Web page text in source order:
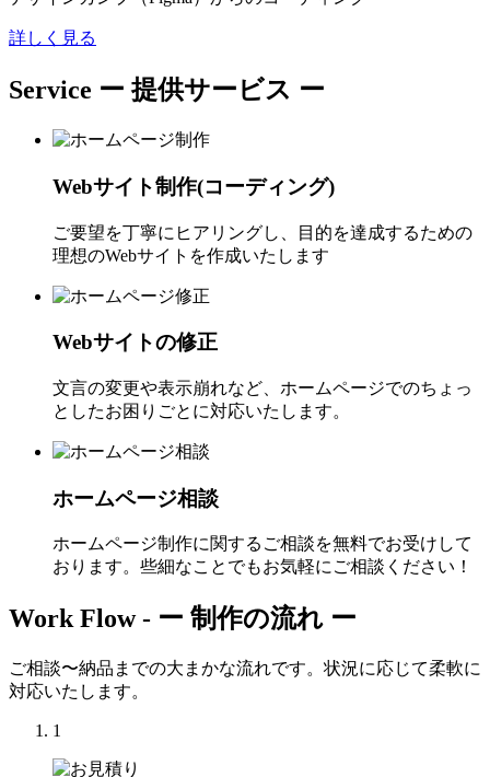
詳しく見る
Service ー 提供サービス ー
Webサイト制作(コーディング)
ご要望を丁寧にヒアリングし、目的を達成するための
理想のWebサイトを作成いたします
Webサイトの修正
文言の変更や表示崩れなど、ホームページでのちょっ
としたお困りごとに対応いたします。
ホームページ相談
ホームページ制作に関するご相談を無料でお受けして
おります。些細なことでもお気軽にご相談ください！
Work Flow - ー 制作の流れ ー
ご相談〜納品までの大まかな流れです。状況に応じて柔軟に
対応いたします。
1